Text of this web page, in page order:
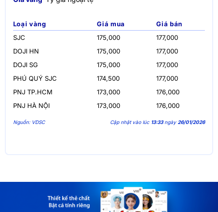
Loại vàng Giá mua
Giá bán
SJC
175,000
177,000
DOJI HN
175,000
177,000
DOJI SG
175,000
177,000
PHÚ QUÝ SJC
174,500
177,000
PNJ TP.HCM
173,000
176,000
PNJ HÀ NỘI
173,000 176,000
Nguồn: VDSC Cập nhật vào lúc 13:33ngày 26/01/2026